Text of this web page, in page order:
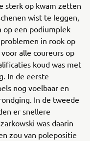
sterk op kwam zetten
wist te leggen,
op een podiumplek
in rook op
alle coureurs op
koud was met
In de eerste
nog voelbaar en
In de tweede
er snellere
was daarin
zou van polepositie